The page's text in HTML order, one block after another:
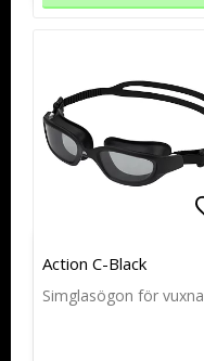
Action C-Black
Simglasögon för vuxna